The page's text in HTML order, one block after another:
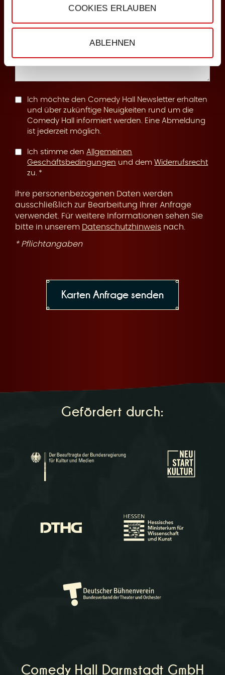
COOKIES ERLAUBEN
ABLEHNEN
n
gIch möchte den Comedy Hall Newsletter erhalten
und über zukünftige Neuigkeiten rund um die
Comedy Hall informiert werden. Eine Abmeldung
ist jederzeit möglich.
Ich stimme denAllgemeinen
Geschäftsbedingungen und demWiderrufsrecht
zu.
Ihre personenbezogenen Daten werden
ausschließlich zur Bearbeitung Ihrer Anfrage
verwendet. Für weitere Informationen sehen Sie
bitte in unserem Datenschutzhinweis nach.
* Pflichtangaben
Gefördert durch:
Comedy Hall Darmstadt GmbH